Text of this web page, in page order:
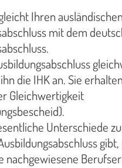
Ihren ausländischen
mit dem
die IHK an. Sie
Gleichwertigkeit
Unterschiede
nachgewiesene